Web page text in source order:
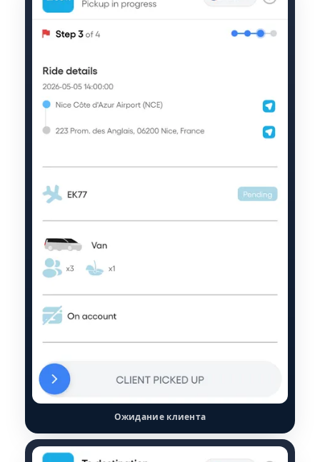
Ожидание клиента